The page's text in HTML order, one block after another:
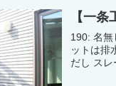
【一
190: 名無しさん＠
ットは排水口詰まる
だし